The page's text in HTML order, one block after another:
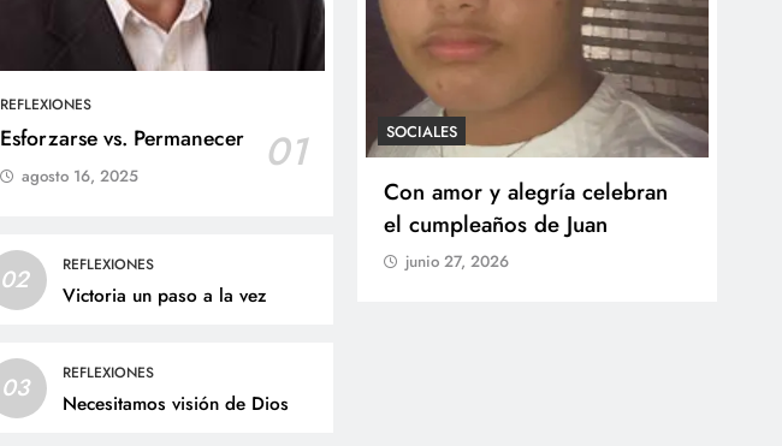
REFLEXIONES
Esforzarse vs. Permanecer 01
agosto 16, 2025
02 REFLEXIONES
Victoria un paso a la vez
03 REFLEXIONES
Necesitamos visión de Dios
SOCIALES
Jaime Andrés Bejarano Castillo
bautismo este domingo
junio 27, 2026
SOCIALES
Con amor y alegría celebran
el cumpleaños de Juan
junio 27, 2026